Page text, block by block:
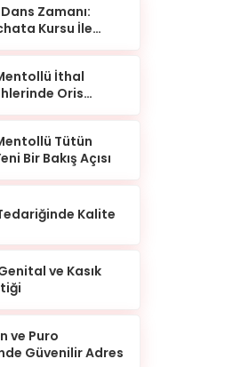
Zamanı:
Kursu İle
İthal
Oris
Tütün
Bir Bakış Açısı
Kalite
ve Kasık
ve Puro
Güvenilir Adres